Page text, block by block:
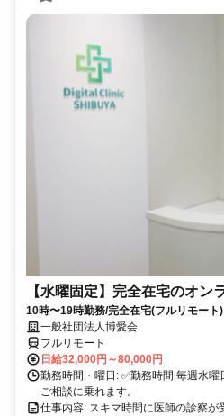
【水曜固定】完全在宅のオン
10時〜19時勤務/完全在宅(フルリモー
業務一般社団法人博愛会
フルリモート
日給32,000円～80,000円
勤務時間・曜日: ✅勤務時間 毎週水
ご相談に乗れます。
仕事内容: スキマ時間に医師の診察が